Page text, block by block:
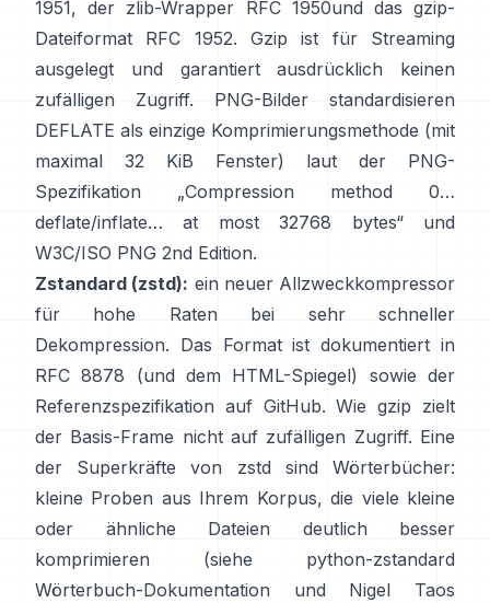
1951, der zlib-Wrapper RFC 1950und das gzip-
Dateiformat
RFC 1952. Gzip ist für Streaming
ausgelegt und
garantiert ausdrücklich keinen
zufälligen Zugriff. PNG-Bilder standardisieren
DEFLATE als einzige Komprimierungsmethode (mit
maximal 32 KiB Fenster) laut der PNG-
Spezifikation
„Compression method 0…
deflate/inflate… at most 32768 bytes“
und
W3C/ISO PNG 2nd Edition.
Zstandard (zstd): ein neuer Allzweckkompressor
für hohe Raten bei sehr schneller
Dekompression. Das Format ist dokumentiert in
RFC 8878
(und dem HTML-Spiegel) sowie der
Referenzspezifikation auf GitHub. Wie gzip zielt
der Basis-Frame nicht auf zufälligen Zugriff. Eine
der Superkräfte von zstd sind Wörterbücher:
kleine Proben aus Ihrem Korpus, die viele kleine
oder ähnliche Dateien deutlich besser
komprimieren (siehe
python-zstandard
Wörterbuch-Dokumentation
und
Nigel Taos